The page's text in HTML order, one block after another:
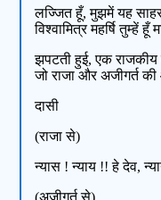
लज्जित हूँ, मुझमें यह
विश्वामित्र महर्षि तुम्हें हूँ
झपटती हुई, एक राजकीय
जो राजा और अजीगर्त
दासी
(राजा से)
न्यास ! न्याय !! हे देव,
(अजीगर्त से)